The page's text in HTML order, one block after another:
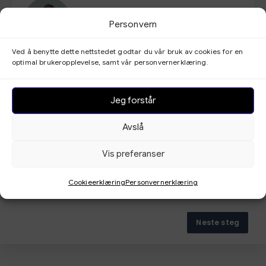
Personvern
Ved å benytte dette nettstedet godtar du vår bruk av cookies for en
optimal brukeropplevelse, samt vår personvernerklæring.
Jeg forstår
Avslå
Vis preferanser
CookieerklæringPersonvernerklæring
info@bedrehorsel.com
Audiograf Hege Slåttavik
info@bedrehorsel.com
Neste steg